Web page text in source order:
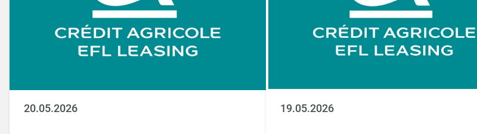
20.05.2026 19.05.2026